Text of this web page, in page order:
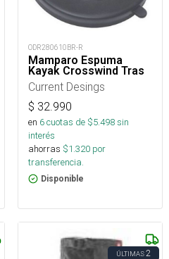
ODR280610BR-R
Mamparo Espuma
Kayak Crosswind Tras
Current Desings
$ 32.990
en 6cuotas de $5.498sin
interés
ahorras $1.320 por
transferencia.
Disponible
ÚLTIMAS2